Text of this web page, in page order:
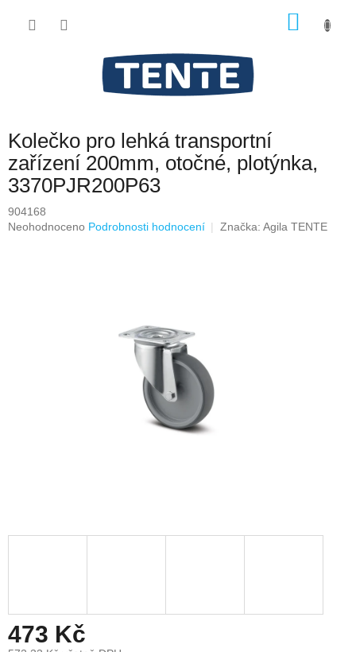
Kolečko pro lehká transportní
zařízení 200mm, otočné, plotýnka,
3370PJR200P63
904168
Průměrné
Neohodnoceno Podrobnosti hodnocení Značka: Agila TENTE
473 Kč